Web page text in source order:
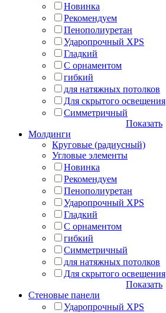
Новинка
Рекомендуем
Пенополиуретан
Ударопрочный XPS
Гладкий
С орнаментом
гибкий
для натяжных потолков
Для скрытого освещения
Симметричный
Показать
Молдинги
Круговые (радиусный)
Угловые элементы
Новинка
Рекомендуем
Пенополиуретан
Ударопрочный XPS
Гладкий
С орнаментом
гибкий
Симметричный
для натяжных потолков
Для скрытого освещения
Показать
Стеновые панели
Ударопрочный XPS